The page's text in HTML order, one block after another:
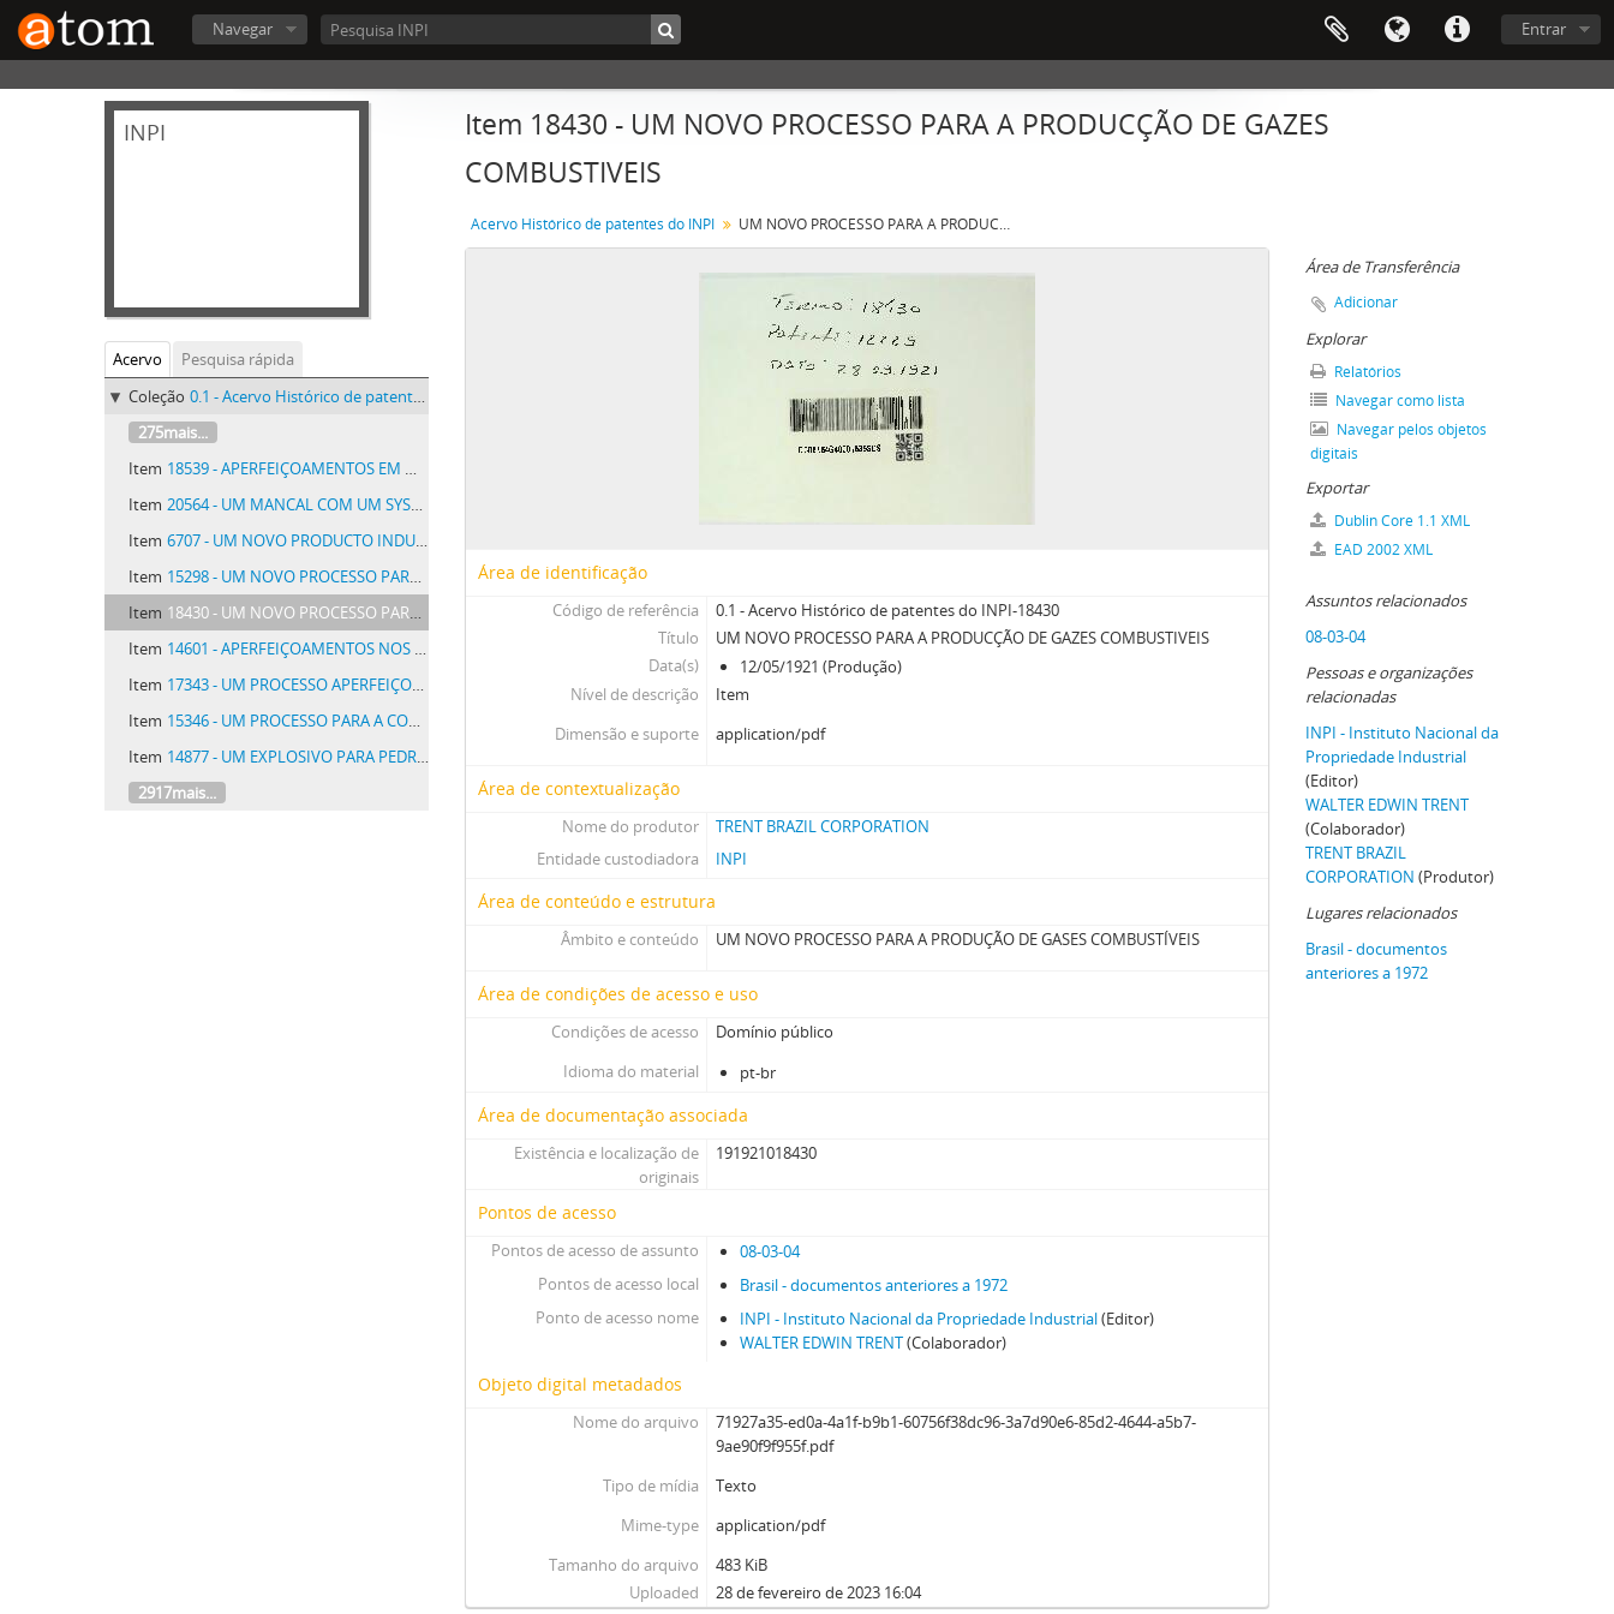
Entrar
Navegar
INPI
Acervo
Pesquisa rápida
Coleção 0.1 - Acervo Histórico de patentes do INPI - Acervo Histórico de patentes do INPI
275mais...
Item 18539 - APERFEIÇOAMENTOS EM MACHINAS DE FAZER TUBOS-PÉS PARA LAMPADAS INCANDESCENTES DAS CHAMADAS -SEM-BICO-
Item 20564 - UM MANCAL COM UM SYSTEMA APERFEIÇOADO DE LUBRIFICAÇÃO
Item 6707 - UM NOVO PRODUCTO INDUSTRIAL PARA CONSTRUCÇÃO DESTINADO A REVESTIMENTO DE CHÃO, TECTOS, PAREDES E OUTROS
Item 15298 - UM NOVO PROCESSO PARA O FABRICO DE MATERIAS CORANTES AZUES E NEGRAS DIRECTAS PARA O ALGODÃO COM TONS VARIAVEIS
Item 18430 - UM NOVO PROCESSO PARA A PRODUCÇÃO DE GAZES COMBUSTIVEIS
Item 14601 - APERFEIÇOAMENTOS NOS EXPLOSIVOS
Item 17343 - UM PROCESSO APERFEIÇOADO PARA A PRODUCÇÃO CONTINUA DE FORÇAS POR COMBUSTÃO E APPARELHO PARA ESSE FIM
Item 15346 - UM PROCESSO PARA A CONSERVAÇÃO DE COUROS OU PELLES
Item 14877 - UM EXPLOSIVO PARA PEDREIRAS E PARA OUTROS FINS
2917mais...
Item 18430 - UM NOVO PROCESSO PARA A PRODUCÇÃO DE GAZES
COMBUSTIVEIS
Acervo Histórico de patentes do INPI UM NOVO PROCESSO PARA A PRODUCÇÃO DE GAZES COMBUSTIVEIS
Área de identificação
Código de referência
0.1 - Acervo Histórico de patentes do INPI-18430
Título
UM NOVO PROCESSO PARA A PRODUCÇÃO DE GAZES COMBUSTIVEIS
Data(s)
12/05/1921 (Produção)
Nível de descrição
Item
Dimensão e suporte
application/pdf
Área de contextualização
Nome do produtor
TRENT BRAZIL CORPORATION
Entidade custodiadora
INPI
Área de conteúdo e estrutura
Âmbito e conteúdo UM NOVO PROCESSO PARA A PRODUÇÃO DE GASES COMBUSTÍVEIS
Área de condições de acesso e uso
Condições de acesso
Domínio público
Idioma do material
pt-br
Área de documentação associada
Existência e localização de
originais
191921018430
Pontos de acesso
Pontos de acesso de assunto
08-03-04
Pontos de acesso local
Brasil - documentos anteriores a 1972
Ponto de acesso nome
INPI - Instituto Nacional da Propriedade Industrial(Editor)
WALTER EDWIN TRENT(Colaborador)
Objeto digital metadados
Nome do arquivo
71927a35-ed0a-4a1f-b9b1-60756f38dc96-3a7d90e6-85d2-4644-a5b7-
9ae90f9f955f.pdf
Tipo de mídia
Texto
Mime-type
application/pdf
Tamanho do arquivo
483 KiB
Uploaded
28 de fevereiro de 2023 16:04
Área de Transferência
Adicionar
Explorar
Relatórios
Navegar como lista
Navegar pelos objetos
digitais
Exportar
Dublin Core 1.1 XML
EAD 2002 XML
Assuntos relacionados
08-03-04
Pessoas e organizações
relacionadas
INPI - Instituto Nacional da
Propriedade Industrial
(Editor)
WALTER EDWIN TRENT
(Colaborador)
TRENT BRAZIL
CORPORATION (Produtor)
Lugares relacionados
Brasil - documentos
anteriores a 1972